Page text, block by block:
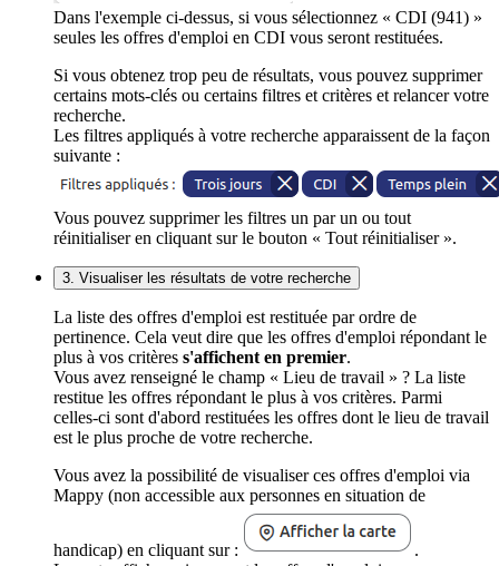
Dans l'exemple ci-dessus, si vous sélectionnez « CDI (941) »
seules les offres d'emploi en CDI vous seront restituées.
Si vous obtenez trop peu de résultats, vous pouvez supprimer
certains mots-clés ou certains filtres et critères et relancer votre
recherche.
Les filtres appliqués à votre recherche apparaissent de la façon
suivante :
Vous pouvez supprimer les filtres un par un ou tout
réinitialiser en cliquant sur le bouton « Tout réinitialiser ».
3. Visualiser les résultats de votre recherche
La liste des offres d'emploi est restituée par ordre de
pertinence. Cela veut dire que les offres d'emploi répondant le
plus à vos critères s'affichent en premier.
Vous avez renseigné le champ « Lieu de travail » ? La liste
restitue les offres répondant le plus à vos critères. Parmi
celles-ci sont d'abord restituées les offres dont le lieu de travail
est le plus proche de votre recherche.
Vous avez la possibilité de visualiser ces offres d'emploi via
Mappy (non accessible aux personnes en situation de
handicap) en cliquant sur :
.